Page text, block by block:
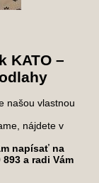
KATO –
našou vlastnou
nájdete v
napísať na
a radi Vám